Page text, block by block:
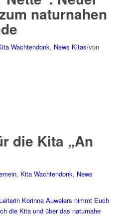
naturnahen
Wachtendonk, News Kitas/von
die Kita „An
, Kita Wachtendonk, News
Korinna Auwelers nimmt Euch
die Kita und über das naturnahe